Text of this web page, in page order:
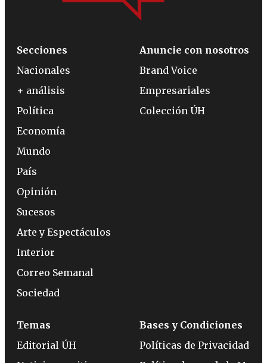
Secciones
Nacionales
+ análisis
Política
Economía
Mundo
País
Opinión
Sucesos
Arte y Espectáculos
Interior
Correo Semanal
Sociedad
Anuncie con nosotros
Brand Voice
Empresariales
Colección ÚH
Temas
Editorial ÚH
Bases y Condiciones
Políticas de Privacidad